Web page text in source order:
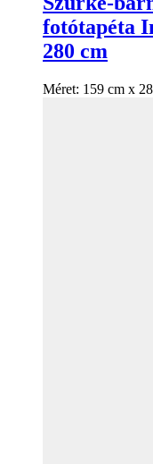
fotótapéta
280 cm
Méret: 159 cm x